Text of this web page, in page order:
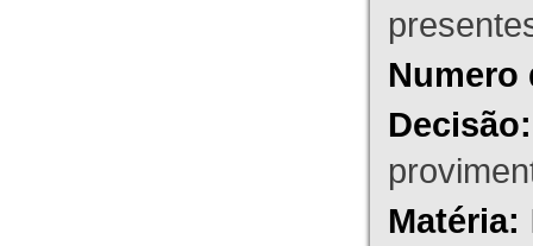
Numero
Decisão:
Matéria: